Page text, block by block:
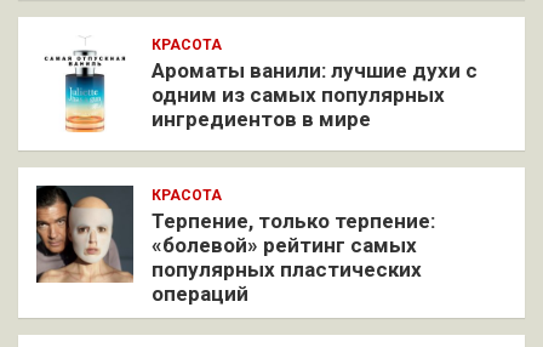
КРАСОТА
Ароматы ванили: лучшие духи с
одним из самых популярных
ингредиентов в мире
КРАСОТА
Терпение, только терпение:
«болевой» рейтинг самых
популярных пластических
операций